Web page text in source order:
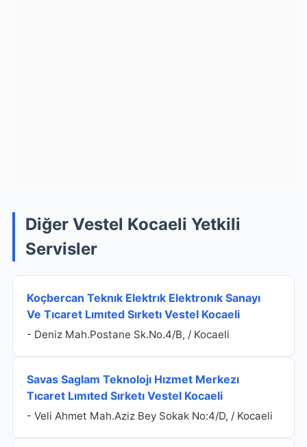
Diğer Vestel Kocaeli Yetkili
Servisler
Koçbercan Teknık Elektrık Elektronık Sanayı
Ve Tıcaret Lımıted Sırketı Vestel Kocaeli
- Deniz Mah.Postane Sk.No.4/B, / Kocaeli
Savas Saglam Teknolojı Hızmet Merkezı
Tıcaret Lımıted Sırketı Vestel Kocaeli
- Veli Ahmet Mah.Aziz Bey Sokak No:4/D, / Kocaeli